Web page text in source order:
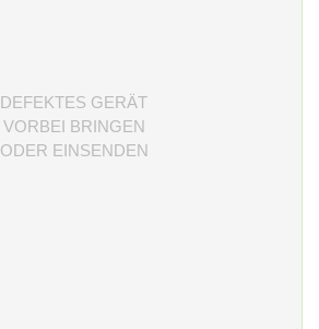
DEFEKTES GERÄT
VORBEI BRINGEN
ODER EINSENDEN